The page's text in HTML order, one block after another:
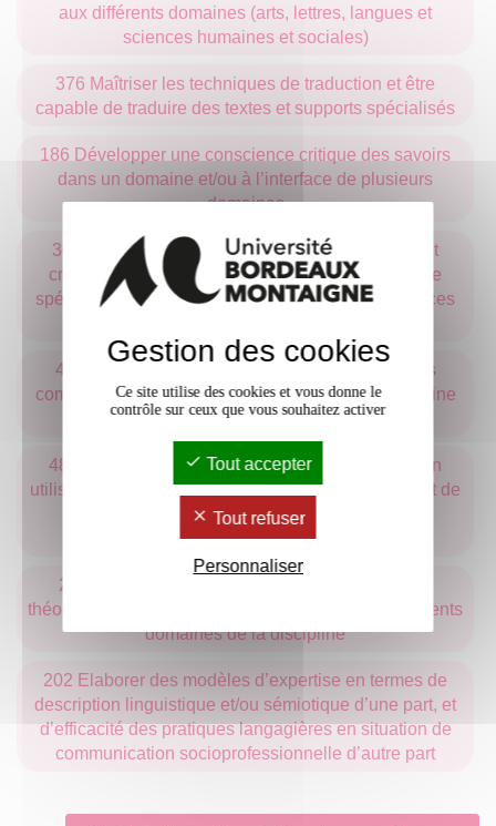
aux différents domaines (arts, lettres, langues et
sciences humaines et sociales)
376 Maîtriser les techniques de traduction et être
capable de traduire des textes et supports spécialisés
186 Développer une conscience critique des savoirs
dans un domaine et/ou à l’interface de plusieurs
domaines
309 Identifier, sélectionner et analyser avec esprit
critique diverses ressources dans son domaine de
spécialité pour documenter un sujet et synthétiser ces
428 Mobiliser des savoirs hautement spécialisés
comme base d’une pensée originale dans le domaine
concerné
485 Recueillir, analyser et décrire des données en
utilisant des méthodes, théories et modèles relevant de
différents domaines des Sciences du Langage
(linguistique, sémiotique)
280 Identifier différents courants et perspectives
théoriques en Sciences du Langage, dans les différents
domaines de la discipline
202 Elaborer des modèles d’expertise en termes de
description linguistique et/ou sémiotique d’une part, et
d’efficacité des pratiques langagières en situation de
communication socioprofessionnelle d’autre part
Gestion des cookies
Ce site utilise des cookies et vous donne le
contrôle sur ceux que vous souhaitez activer
Tout accepter
Tout refuser
Personnaliser